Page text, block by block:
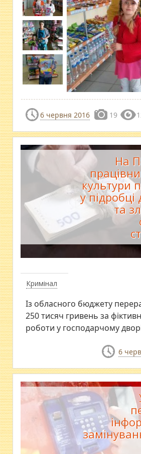
6 червня 2016 19
Кримінал
На
культури
у підробці
та
Із обласного бюджету
250 тисяч гривень за
роботи у господарчому
6